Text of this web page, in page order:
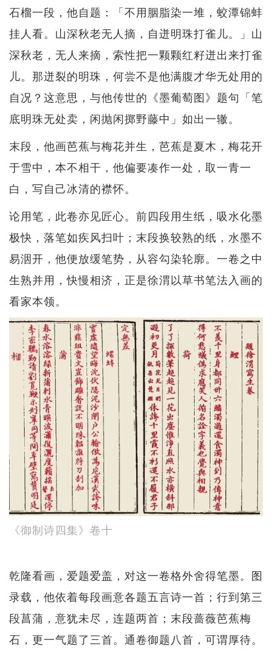
石榴一段，他自题：「不用胭脂染一堆，蛟潭锦蚌
挂人看。山深秋老无人摘，自迸明珠打雀儿。」山
深秋老，无人来摘，索性把一颗颗红籽迸出来打雀
儿。那迸裂的明珠，何尝不是他满腹才华无处用的
自况？这意思，与他传世的《墨葡萄图》题句「笔
底明珠无处卖，闲抛闲掷野藤中」如出一辙。
末段，他画芭蕉与梅花并生，芭蕉是夏木，梅花开
于雪中，本不相干，他偏要凑作一处，取一青一
白，写自己冰清的襟怀。
论用笔，此卷亦见匠心。前四段用生纸，吸水化墨
极快，落笔如疾风扫叶；末段换较熟的纸，水墨不
易洇开，他便放缓笔势，从容勾染轮廓。一卷之中
生熟并用，快慢相济，正是徐渭以草书笔法入画的
看家本领。
《御制诗四集》卷十
乾隆看画，爱题爱盖，对这一卷格外舍得笔墨。图
录载，他依着每段画意各题五言诗一首；行到第三
段菖蒲，意犹未尽，连题两首；末段蔷薇芭蕉梅
石，更一气题了三首。通卷御题八首，可谓厚待。